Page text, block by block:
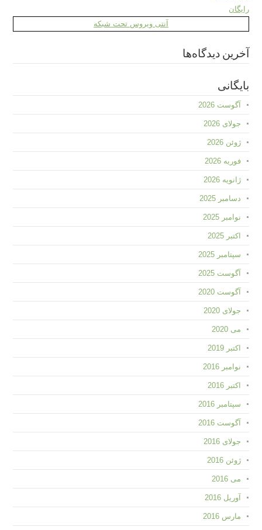
رایگان
آنتی ویروس تحت شبکه
آخرین دیدگاه‌ها
بایگانی
آگوست 2026
جولای 2026
ژوئن 2026
فوریه 2026
ژانویه 2026
دسامبر 2025
نوامبر 2025
اکتبر 2025
سپتامبر 2025
آگوست 2025
آگوست 2020
جولای 2020
می 2020
اکتبر 2019
نوامبر 2016
اکتبر 2016
سپتامبر 2016
آگوست 2016
جولای 2016
ژوئن 2016
می 2016
آوریل 2016
مارس 2016